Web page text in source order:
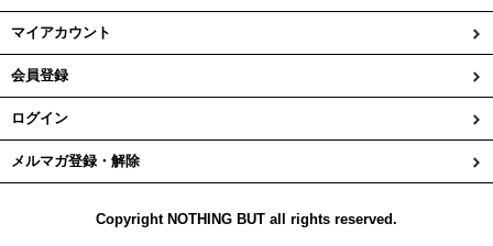
マイアカウント
会員登録
ログイン
メルマガ登録・解除
Copyright NOTHING BUT all rights reserved.